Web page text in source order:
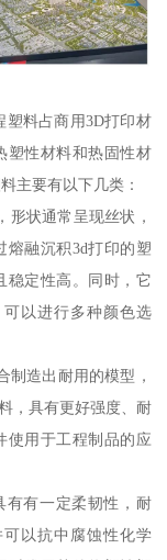
塑料占商用3D打印材
塑性材料和热固性材
主要有以下几类：
形状通常呈现丝状，
熔融沉积3d打印的塑
稳定性高。同时，它
以进行多种颜色选
制造出耐用的模型，
，具有更好强度、耐
使用于工程制品的应
有有一定柔韧性，耐
以抗中腐蚀性化学